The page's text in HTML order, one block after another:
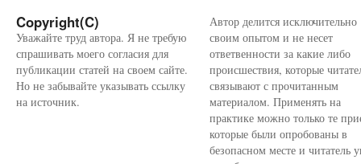
Copyright(C)
Уважайте труд автора. Я не требую
спрашивать моего согласия для
публикации статей на своем сайте.
Но не забывайте указывать ссылку
на источник.
Автор делится исключительно
своим опытом и не несет
ответвенности за какие либо
происшествия, которые
связывают с прочитанным
материалом. Применять на
практике можно только те
которые были опробованы в
безопасном месте и читатель